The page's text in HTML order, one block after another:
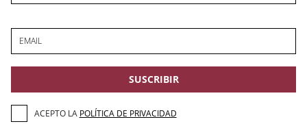
EMAIL
SUSCRIBIR
ACEPTO LA POLÍTICA DE PRIVACIDAD